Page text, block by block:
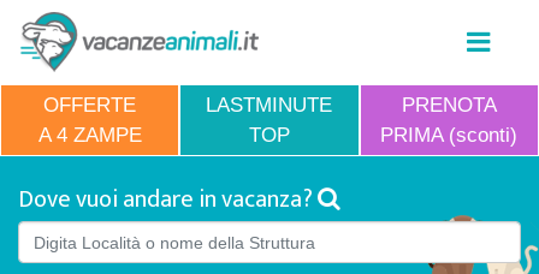
OFFERTE
A 4 ZAMPE
LASTMINUTE
TOP
PRENOTA
PRIMA (sconti)
Dove vuoi andare in vacanza?